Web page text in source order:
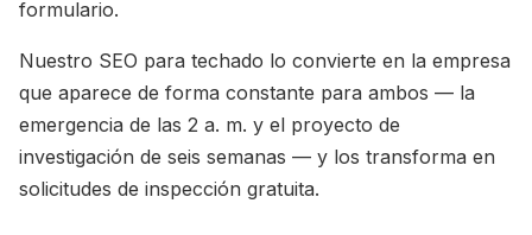
formulario.
Nuestro SEO para techado lo convierte en la empresa
que aparece de forma constante para ambos — la
emergencia de las 2 a. m. y el proyecto de
investigación de seis semanas — y los transforma en
solicitudes de inspección gratuita.